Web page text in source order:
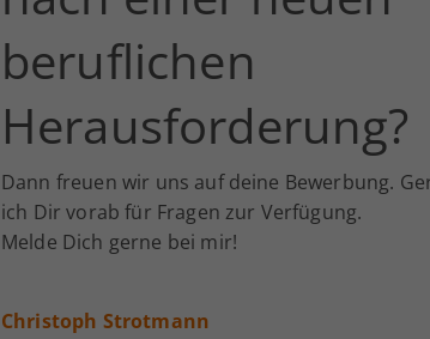
beruflichen
Herausforderung?
Dann freuen wir uns auf deine Bewerbung.
ich Dir vorab für Fragen zur Verfügung.
Melde Dich gerne bei mir!
Christoph Strotmann